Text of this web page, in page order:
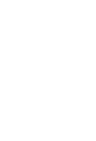
奨環境）